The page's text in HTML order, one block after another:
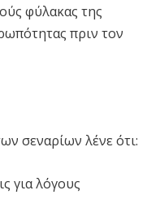
φύλακας της
πριν τον
σεναρίων λένε ότι:
για λόγους